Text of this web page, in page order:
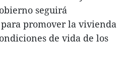
seguirá
promover la vivienda
de vida de los